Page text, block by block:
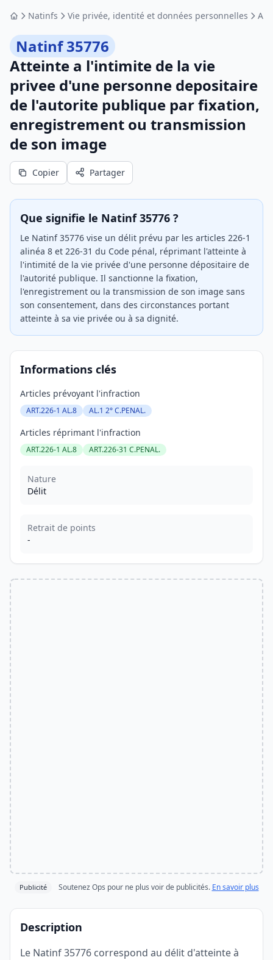
AccueilNatinfs Vie privée, identité et données personnelles
Natinf 35776
Atteinte a l'intimite de la vie
privee d'une personne depositaire
de l'autorite publique par fixation,
enregistrement ou transmission
de son image
Copier Partager
Que signifie le Natinf 35776 ?
Le Natinf 35776 vise un délit prévu par les articles 226-1
alinéa 8 et 226-31 du Code pénal, réprimant l'atteinte à
l'intimité de la vie privée d'une personne dépositaire de
l'autorité publique. Il sanctionne la fixation,
l'enregistrement ou la transmission de son image sans
son consentement, dans des circonstances portant
atteinte à sa vie privée ou à sa dignité.
Informations clés
Articles prévoyant l'infraction
ART.226-1 AL.8 AL.1 2° C.PENAL.
Articles réprimant l'infraction
ART.226-1 AL.8 ART.226-31 C.PENAL.
Nature
Délit
Retrait de points
-
Publicité Soutenez Ops pour ne plus voir de publicités. En savoir plus
Description
Le Natinf 35776 correspond au délit d'atteinte à